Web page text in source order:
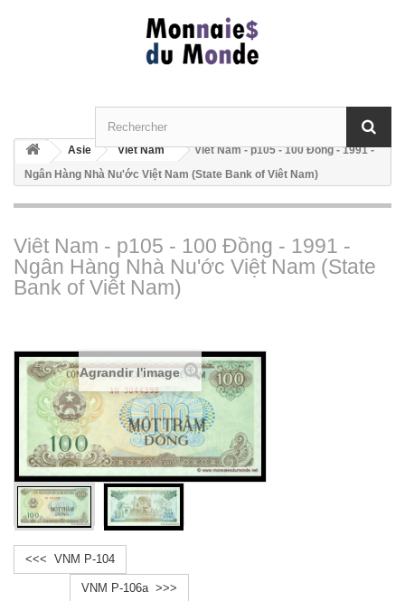
Asie Viêt Nam
Viêt Nam - p105 - 100 Ðồng - 1991 -
Ngân Hàng Nhà Nu'ớc Việt Nam (State Bank of Viêt Nam)
Viêt Nam - p105 - 100 Ðồng - 1991 -
Ngân Hàng Nhà Nu'ớc Việt Nam (State
Bank of Viêt Nam)
Agrandir l'image
<<< VNM P-104
VNM P-106a >>>